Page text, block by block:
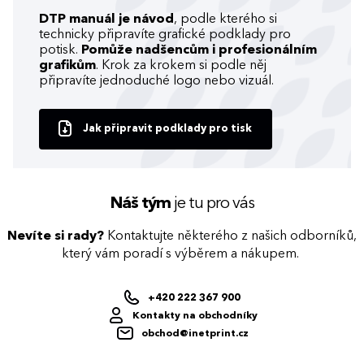
DTP manuál je návod , podle kterého si
technicky připravíte grafické podklady pro
potisk. Pomůže nadšencům i profesionálním
grafikům. Krok za krokem si podle něj
připravíte jednoduché logo nebo vizuál.
Jak připravit podklady pro tisk
Náš týmje tu pro vás
Nevíte si rady? Kontaktujte některého z našich odborníků,
který vám poradí s výběrem a nákupem.
+420 222 367 900
Kontakty na obchodníky
obchod@inetprint.cz